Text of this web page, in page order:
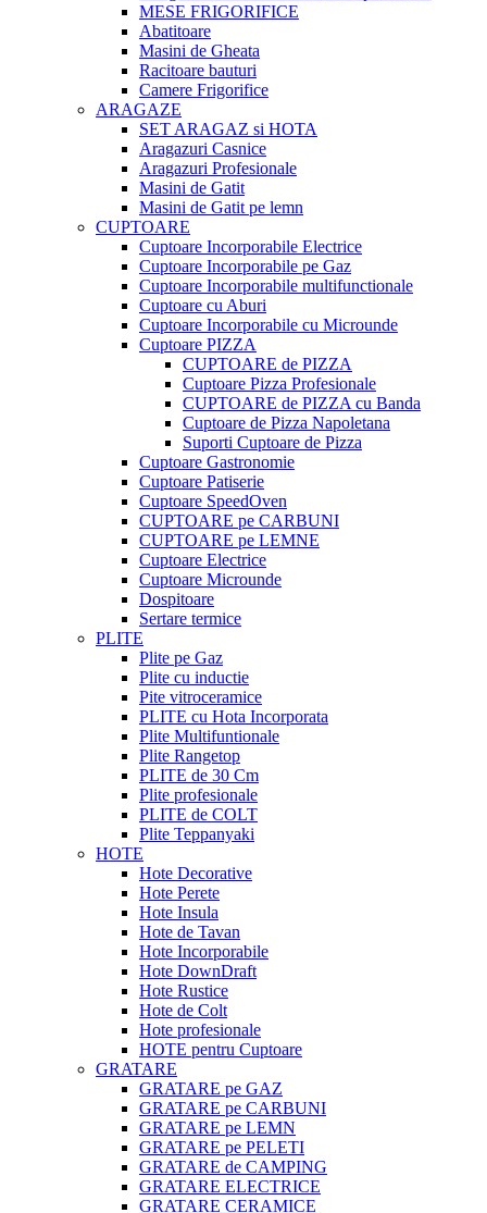
MESE FRIGORIFICE
Abatitoare
Masini de Gheata
Racitoare bauturi
Camere Frigorifice
ARAGAZE
SET ARAGAZ si HOTA
Aragazuri Casnice
Aragazuri Profesionale
Masini de Gatit
Masini de Gatit pe lemn
CUPTOARE
Cuptoare Incorporabile Electrice
Cuptoare Incorporabile pe Gaz
Cuptoare Incorporabile multifunctionale
Cuptoare cu Aburi
Cuptoare Incorporabile cu Microunde
Cuptoare PIZZA
CUPTOARE de PIZZA
Cuptoare Pizza Profesionale
CUPTOARE de PIZZA cu Banda
Cuptoare de Pizza Napoletana
Suporti Cuptoare de Pizza
Cuptoare Gastronomie
Cuptoare Patiserie
Cuptoare SpeedOven
CUPTOARE pe CARBUNI
CUPTOARE pe LEMNE
Cuptoare Electrice
Cuptoare Microunde
Dospitoare
Sertare termice
PLITE
Plite pe Gaz
Plite cu inductie
Pite vitroceramice
PLITE cu Hota Incorporata
Plite Multifuntionale
Plite Rangetop
PLITE de 30 Cm
Plite profesionale
PLITE de COLT
Plite Teppanyaki
HOTE
Hote Decorative
Hote Perete
Hote Insula
Hote de Tavan
Hote Incorporabile
Hote DownDraft
Hote Rustice
Hote de Colt
Hote profesionale
HOTE pentru Cuptoare
GRATARE
GRATARE pe GAZ
GRATARE pe CARBUNI
GRATARE pe LEMN
GRATARE pe PELETI
GRATARE de CAMPING
GRATARE ELECTRICE
GRATARE CERAMICE